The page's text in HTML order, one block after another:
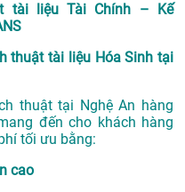
tài liệu Tài Chính – Kế
thuật tài liệu Hóa Sinh tại
thuật tại Nghệ An hàng
đến cho khách hàng
tối ưu bằng:
cao